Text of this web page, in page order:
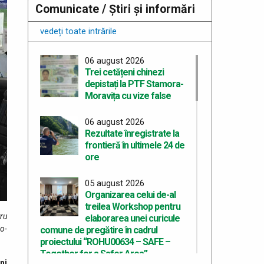
Comunicate / Știri și informări
vedeți toate intrările
06 august 2026
Trei cetățeni chinezi
depistați la PTF Stamora-
Moravița cu vize false
06 august 2026
Rezultate înregistrate la
frontieră în ultimele 24 de
ore
05 august 2026
Organizarea celui de-al
treilea Workshop pentru
elaborarea unei curicule
comune de pregătire în cadrul
proiectului “ROHU00634 – SAFE –
Together for a Safer Area”